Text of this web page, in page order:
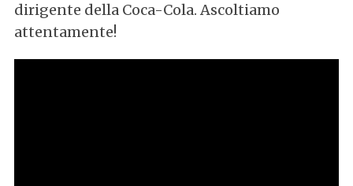
dirigente della Coca-Cola. Ascoltiamo
attentamente!